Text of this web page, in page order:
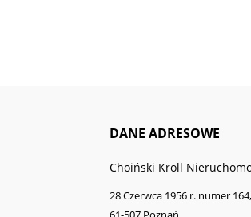
DANE ADRESOWE
Choiński Kroll
28 Czerwca 1956 r. numer 164,